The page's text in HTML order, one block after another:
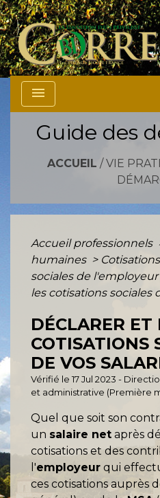
menu
Guide des
ACCUEIL / VIE
Accueil professionnels
humaines >
sociales de l'employeur
les cotisations sociales
DÉCLARER ET
COTISATIONS
DE VOS
Vérifié le 17 Jul 2023 -
et administrative (Première
Quel que soit son
un salaire net après
cotisations et des
l'employeur qui
ces cotisations auprès